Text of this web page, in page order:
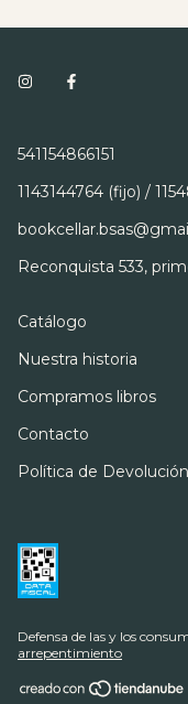
541154866151
1143144764 (fijo) /
Reconquista 533,
Catálogo
Nuestra historia
Compramos libros
Contacto
Política de Devolución
Defensa de las y los
arrepentimiento